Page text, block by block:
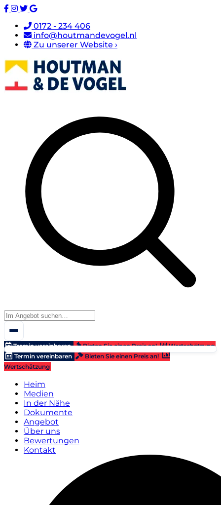
0172 - 234 406
info@houtmandevogel.nl
Zu unserer Website ›
Termin vereinbaren Bieten Sie einen Preis an!
Wertschätzung
Termin vereinbaren
Bieten Sie einen Preis an!
Wertschätzung
Heim
Medien
In der Nähe
Dokumente
Angebot
Über uns
Bewertungen
Kontakt